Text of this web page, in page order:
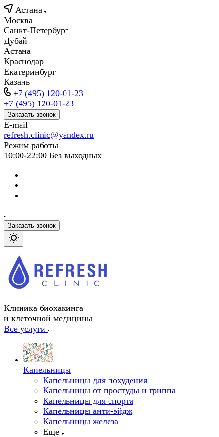
Астана
Москва
Санкт-Петербург
Дубай
Астана
Краснодар
Екатеринбург
Казань
+7 (495) 120-01-23
+7 (495) 120-01-23
Заказать звонок
E-mail
refresh.clinic@yandex.ru
Режим работы
10:00-22:00 Без выходных
Заказать звонок
Клиника биохакинга
и клеточной медицины
Все услуги
Капельницы
Капельницы для похудения
Капельницы от простуды и гриппа
Капельницы для спорта
Капельницы анти-эйдж
Капельницы железа
Еще